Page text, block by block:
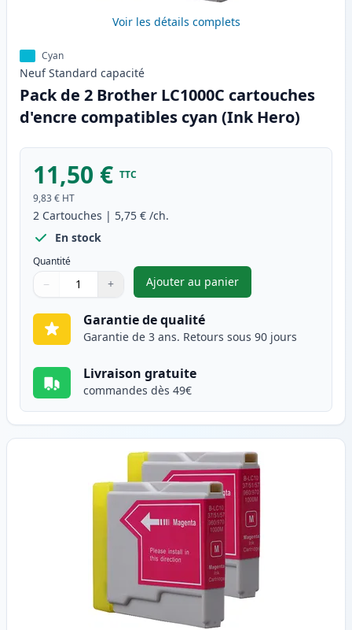
Voir les détails complets
Cyan
Neuf Standard capacité
Pack de 2 Brother LC1000C cartouches
d'encre compatibles cyan (Ink Hero)
11,50 € TTC
9,83 € HT
2 Cartouches | 5,75 € /ch.
En stock
Quantité
Quantité
Utilisez les boutons pour ajuster
− +
Quantité
Ajouter au panier
,Pack de 2 Brother LC1000C
Garantie de qualité
Garantie de 3 ans. Retours sous 90 jours
Livraison gratuite
commandes dès 49€